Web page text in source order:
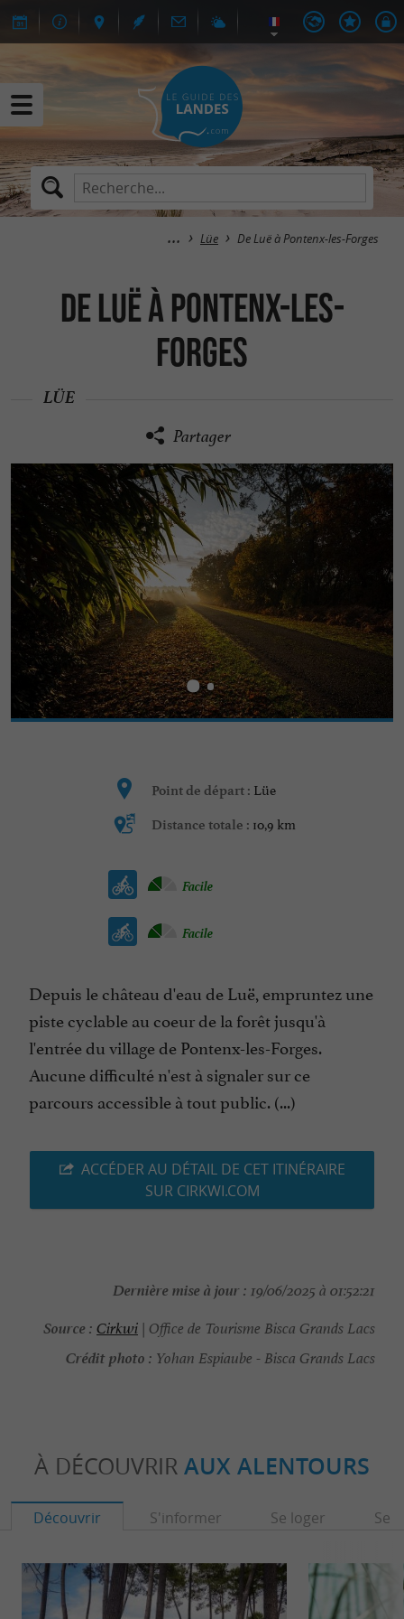
Lüe De Luë à Pontenx-les-Forges
De Luë à Pontenx-les-
Forges
LÜE
Partager
Point de départ : Lüe
Distance totale : 10,9 km
Facile
Facile
Depuis le château d'eau de Luë, empruntez une
piste cyclable au coeur de la forêt jusqu'à
l'entrée du village de Pontenx-les-Forges.
Aucune difficulté n'est à signaler sur ce
parcours accessible à tout public. (...)
ACCÉDER AU DÉTAIL DE CET ITINÉRAIRE
SUR CIRKWI.COM
Dernière mise à jour : 19/06/2025 à 01:52:21
Source : Cirkwi | Office de Tourisme Bisca Grands Lacs
Crédit photo : Yohan Espiaube - Bisca Grands Lacs
À DÉCOUVRIR AUX ALENTOURS
Découvrir S'informer Se loger Se